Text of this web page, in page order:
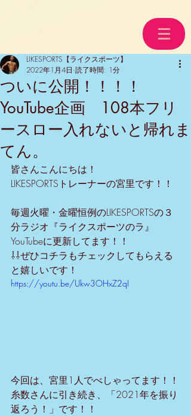
ついに公開！！！！
YouTube企画 108本フリ
ースロー入れないと帰れま
てん。
LIKESPORTS【ライクスポーツ】
2022年1月4日 読了時間: 1分
皆さんこんにちは！
LIKESPORTSトレーナーの宮里です！！
毎週火曜・金曜恒例のLIKESPORTSの３
分ラジオ『ライクスポーツのラ』
YouTubeに更新してます！！
⇩⇩ぜひコチラもチェックしてもらえる
と嬉しいです！
https://youtu.be/Ukw3OHxZ2qI
今回は、宮里1人でべしゃってます！！
糸数さんに引き続き、「2021年を振り
返ろう！」です！！